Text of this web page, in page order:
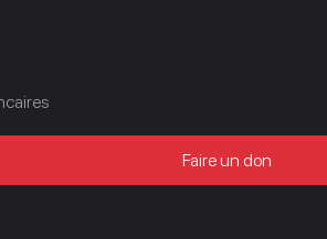
Faire un don